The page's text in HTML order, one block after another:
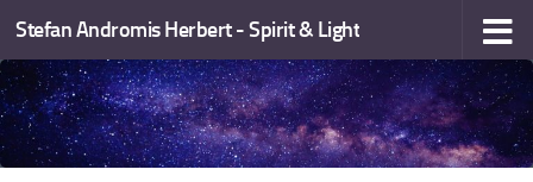
Zum Inhalt springen
Stefan Andromis Herbert - Spirit & Light